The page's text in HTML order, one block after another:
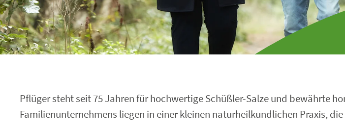
Pflüger steht seit 75 Jahren für hochwertige Schüßler-Salze und bewährte
Familienunternehmens liegen in einer kleinen naturheilkundlichen Praxis,